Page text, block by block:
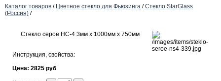
Каталог товаров / Цветное стекло для Фьюзинга /Стекло StarGlass
(Россия) /
Стекло серое НС-4 3мм х 1000мм х 750мм
Инструкция, свойства:
Цена: 2825 руб